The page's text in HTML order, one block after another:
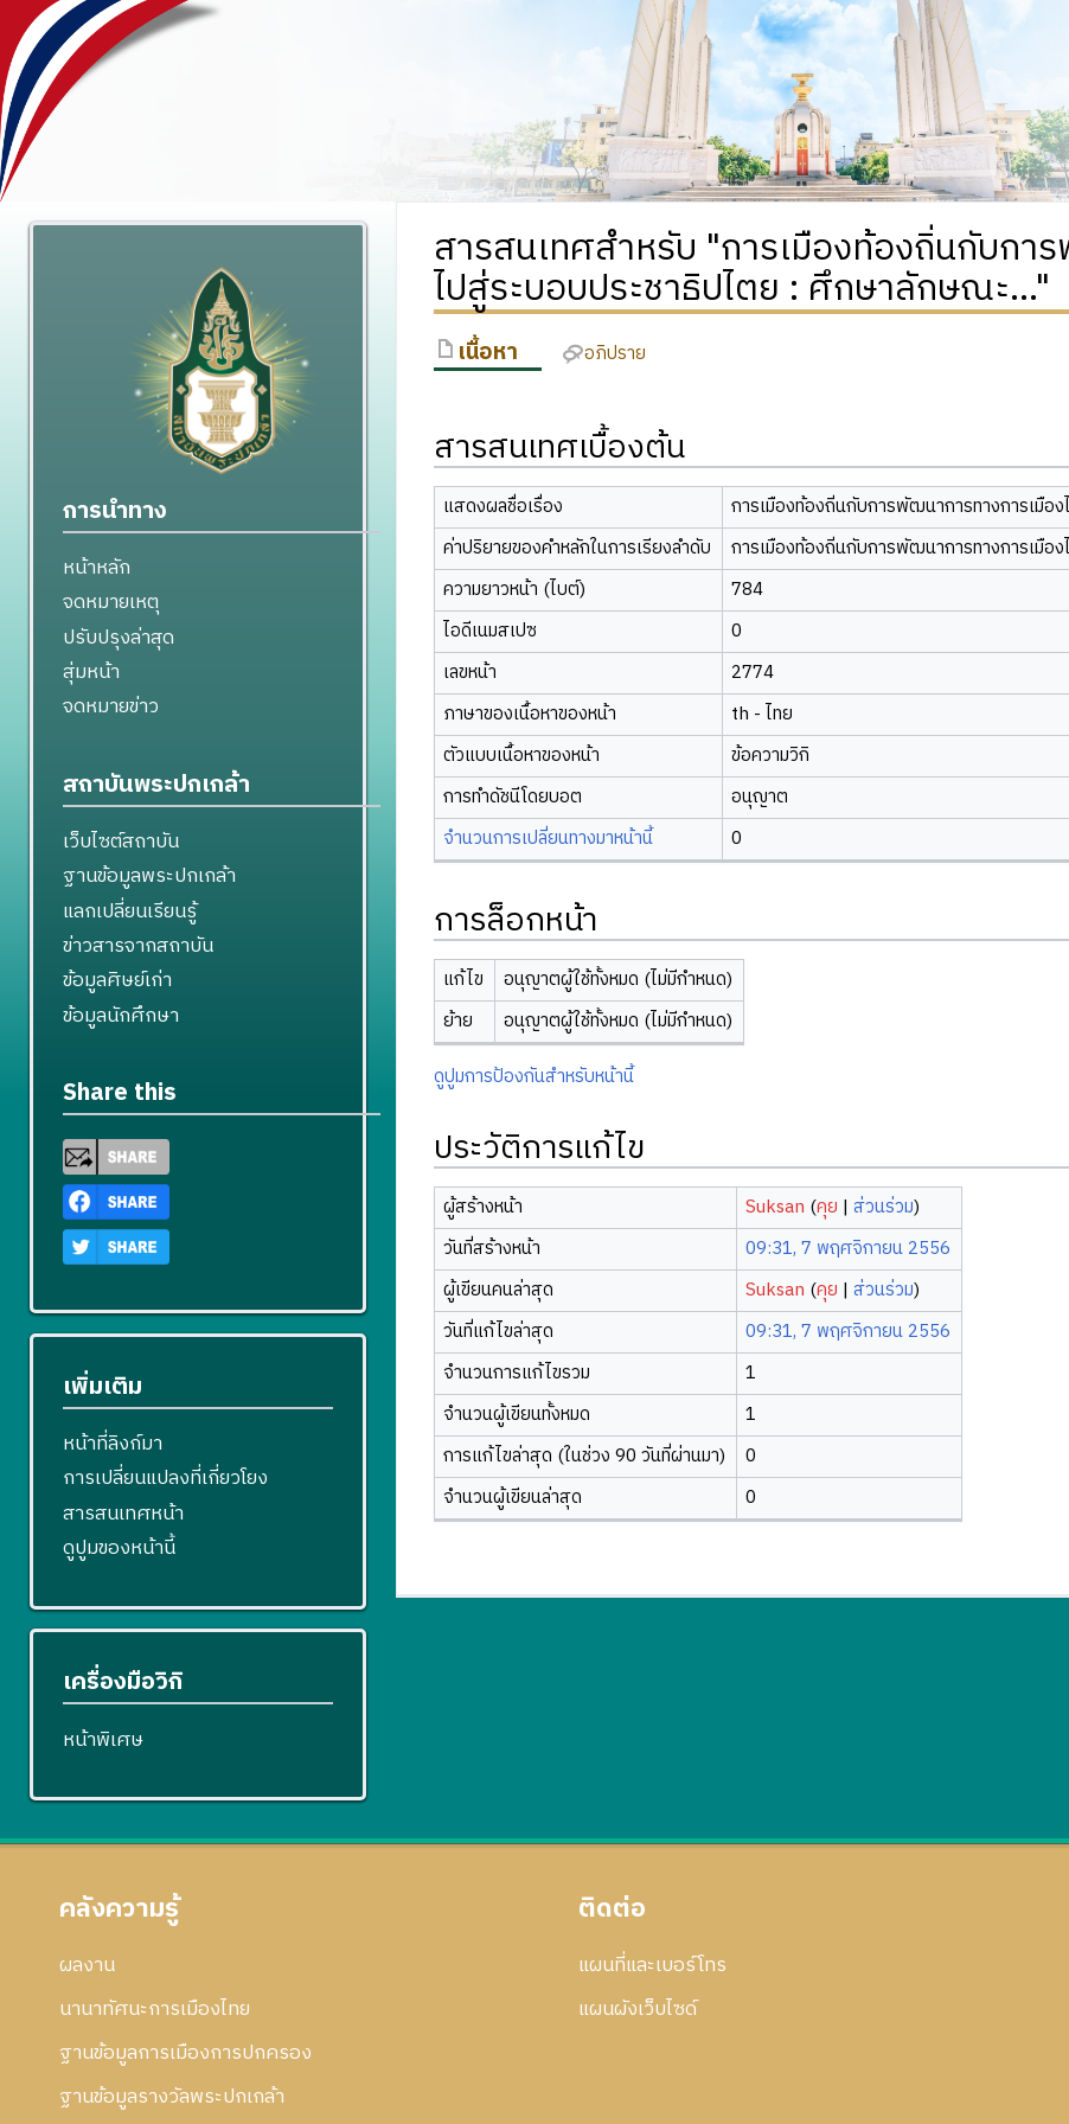
สารสนเทศสำหรับ "การเมืองท้องถิ่นกับกา
ไปสู่ระบอบประชาธิปไตย : ศึกษาลักษณะ..."
เนื้อหา อภิปราย
สารสนเทศเบื้องต้น
แสดงผลชื่อเรื่อง
การเมืองท้องถิ่นกับการพัฒนาการทางการเมือ
ค่าปริยายของคำหลักในการเรียงลำดับ
การเมืองท้องถิ่นกับการพัฒนาการทางการเมือ
ความยาวหน้า (ไบต์)
784
ไอดีเนมสเปซ
0
เลขหน้า
2774
ภาษาของเนื้อหาของหน้า
th - ไทย
ตัวแบบเนื้อหาของหน้า
ข้อความวิกิ
การทำดัชนีโดยบอต
อนุญาต
จำนวนการเปลี่ยนทางมาหน้านี้
0
การล็อกหน้า
แก้ไข
อนุญาตผู้ใช้ทั้งหมด (ไม่มีกำหนด)
ย้าย
อนุญาตผู้ใช้ทั้งหมด (ไม่มีกำหนด)
ดูปูมการป้องกันสำหรับหน้านี้
ประวัติการแก้ไข
ผู้สร้างหน้า Suksan (คุย |ส่วนร่วม)
วันที่สร้างหน้า
09:31, 7 พฤศจิกายน 2556
ผู้เขียนคนล่าสุด
Suksan (คุย |ส่วนร่วม)
วันที่แก้ไขล่าสุด
09:31, 7 พฤศจิกายน 2556
จำนวนการแก้ไขรวม
1
จำนวนผู้เขียนทั้งหมด
1
การแก้ไขล่าสุด (ในช่วง 90 วันที่ผ่านมา)
0
จำนวนผู้เขียนล่าสุด
0
การนำทาง
หน้าหลัก
จดหมายเหตุ
ปรับปรุงล่าสุด
สุ่มหน้า
จดหมายข่าว
สถาบันพระปกเกล้า
เว็บไซต์สถาบัน
ฐานข้อมูลพระปกเกล้า
แลกเปลี่ยนเรียนรู้
ข่าวสารจากสถาบัน
ข้อมูลศิษย์เก่า
ข้อมูลนักศึกษา
Share this
เพิ่มเติม
หน้าที่ลิงก์มา
การเปลี่ยนแปลงที่เกี่ยวโยง
สารสนเทศหน้า
ดูปูมของหน้านี้
เครื่องมือวิกิ
หน้าพิเศษ
คลังความรู้
ผลงาน
นานาทัศนะการเมืองไทย
ฐานข้อมูลการเมืองการปกครอง
ฐานข้อมูลรางวัลพระปกเกล้า
ติดต่อ
แผนที่และเบอร์โทร
แผนผังเว็บไซด์